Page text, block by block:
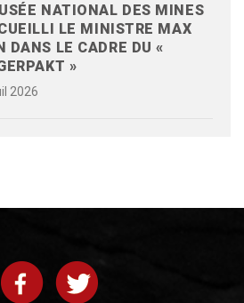
NATIONAL DES MINES
LE MINISTRE MAX
DANS LE CADRE DU «
»
2026